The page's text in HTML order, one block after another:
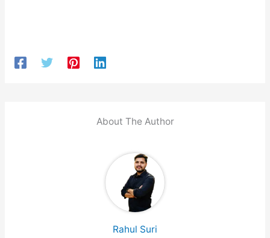
About The Author
Rahul Suri